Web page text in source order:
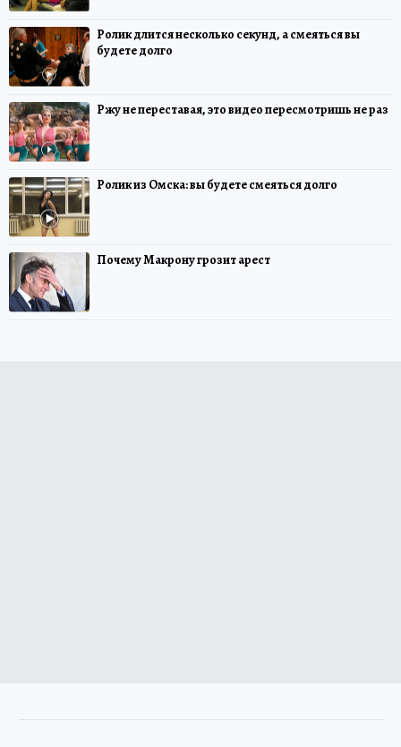
Ролик длится несколько секунд, а смеяться вы
будете долго
Ржу не переставая, это видео пересмотришь не раз
Ролик из Омска: вы будете смеяться долго
Почему Макрону грозит арест